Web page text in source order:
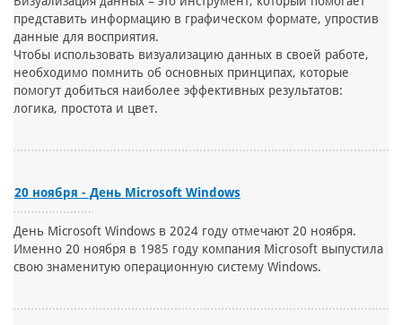
представить информацию в графическом формате, упростив
данные для восприятия.
Чтобы использовать визуализацию данных в своей работе,
необходимо помнить об основных принципах, которые
помогут добиться наиболее эффективных результатов:
логика, простота и цвет.
20 ноября - День Microsoft Windows
День Microsoft Windows в 2024 году отмечают 20 ноября.
Именно 20 ноября в 1985 году компания Microsoft выпустила
свою знаменитую операционную систему Windows.